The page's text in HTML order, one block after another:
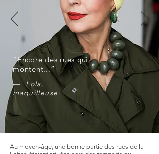
“​Encore des rues qui
montent...”
— Lola,
maquilleuse
Au moyen-âge, une bonne partie des rues de la